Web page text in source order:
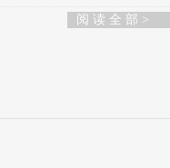
阅 读 全 部 >